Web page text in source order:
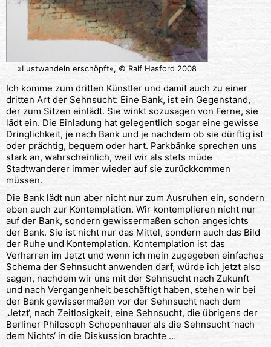
»Lustwandeln erschöpft«, © Ralf Hasford 2008
Ich komme zum dritten Künstler und damit auch zu einer
dritten Art der Sehnsucht: Eine Bank, ist ein Gegenstand,
der zum Sitzen einlädt. Sie winkt sozusagen von Ferne, sie
lädt ein. Die Einladung hat gelegentlich sogar eine gewisse
Dringlichkeit, je nach Bank und je nachdem ob sie dürftig ist
oder prächtig, bequem oder hart. Parkbänke sprechen uns
stark an, wahrscheinlich, weil wir als stets müde
Stadtwanderer immer wieder auf sie zurückkommen
müssen.
Die Bank lädt nun aber nicht nur zum Ausruhen ein, sondern
eben auch zur Kontemplation. Wir kontemplieren nicht nur
auf der Bank, sondern gewissermaßen schon angesichts
der Bank. Sie ist nicht nur das Mittel, sondern auch das Bild
der Ruhe und Kontemplation. Kontemplation ist das
Verharren im Jetzt und wenn ich mein zugegeben einfaches
Schema der Sehnsucht anwenden darf, würde ich jetzt also
sagen, nachdem wir uns mit der Sehnsucht nach Zukunft
und nach Vergangenheit beschäftigt haben, stehen wir bei
der Bank gewissermaßen vor der Sehnsucht nach dem
‚Jetzt‘, nach Zeitlosigkeit, eine Sehnsucht, die übrigens der
Berliner Philosoph Schopenhauer als die Sehnsucht ’nach
dem Nichts‘ in die Diskussion brachte …